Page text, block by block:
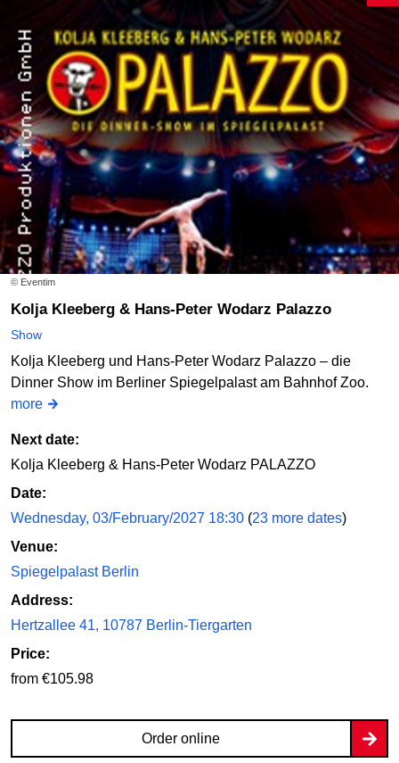
© Eventim
Kolja Kleeberg & Hans-Peter Wodarz Palazzo
Show
Kolja Kleeberg und Hans-Peter Wodarz Palazzo – die
Dinner Show im Berliner Spiegelpalast am Bahnhof Zoo.
more
Next date:
Kolja Kleeberg & Hans-Peter Wodarz PALAZZO
Date:
Wednesday, 03/February/2027 18:30 (23 more dates)
Venue:
Spiegelpalast Berlin
Address:
Hertzallee 41, 10787 Berlin-Tiergarten
Price:
from €105.98
Order online